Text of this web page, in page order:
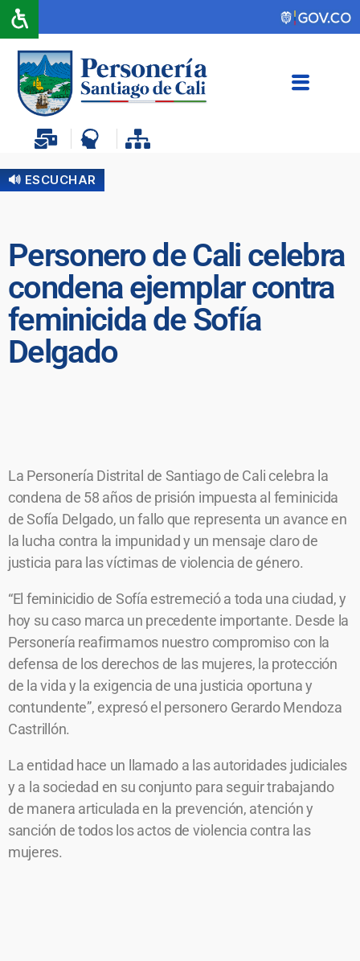
🔊 ESCUCHAR
Personero de Cali celebra
condena ejemplar contra
feminicida de Sofía
Delgado
La Personería Distrital de Santiago de Cali celebra la
condena de 58 años de prisión impuesta al feminicida
de Sofía Delgado, un fallo que representa un avance en
la lucha contra la impunidad y un mensaje claro de
justicia para las víctimas de violencia de género.
“El feminicidio de Sofía estremeció a toda una ciudad, y
hoy su caso marca un precedente importante. Desde la
Personería reafirmamos nuestro compromiso con la
defensa de los derechos de las mujeres, la protección
de la vida y la exigencia de una justicia oportuna y
contundente”, expresó el personero Gerardo Mendoza
Castrillón.
La entidad hace un llamado a las autoridades judiciales
y a la sociedad en su conjunto para seguir trabajando
de manera articulada en la prevención, atención y
sanción de todos los actos de violencia contra las
mujeres.